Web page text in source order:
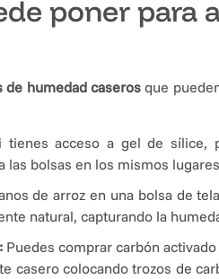
poner para
de humedad caseros que
tienes acceso a gel de sílice,
las bolsas en los mismos
de arroz en una bolsa de
natural, capturando la
Puedes comprar carbón
casero colocando trozos de